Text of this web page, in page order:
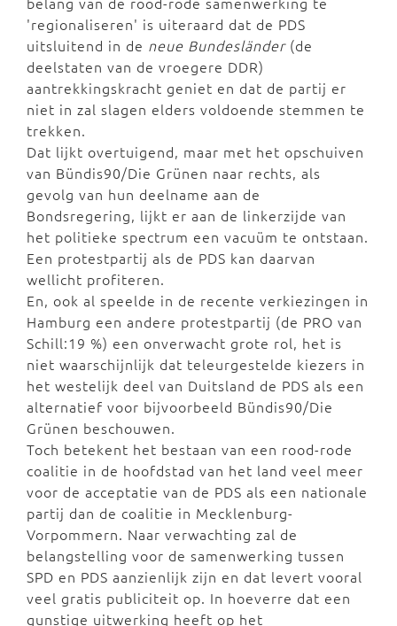
'regionaliseren' is uiteraard dat de PDS
uitsluitend in de neue Bundesländer(de
deelstaten van de vroegere DDR)
aantrekkingskracht geniet en dat de partij er
niet in zal slagen elders voldoende stemmen te
trekken.
Dat lijkt overtuigend, maar met het opschuiven
van Bündis90/Die Grünen naar rechts, als
gevolg van hun deelname aan de
Bondsregering, lijkt er aan de linkerzijde van
het politieke spectrum een vacuüm te ontstaan.
Een protestpartij als de PDS kan daarvan
wellicht profiteren.
En, ook al speelde in de recente verkiezingen in
Hamburg een andere protestpartij (de PRO van
Schill:19 %) een onverwacht grote rol, het is
niet waarschijnlijk dat teleurgestelde kiezers in
het westelijk deel van Duitsland de PDS als een
alternatief voor bijvoorbeeld Bündis90/Die
Grünen beschouwen.
Toch betekent het bestaan van een rood-rode
coalitie in de hoofdstad van het land veel meer
voor de acceptatie van de PDS als een nationale
partij dan de coalitie in Mecklenburg-
Vorpommern. Naar verwachting zal de
belangstelling voor de samenwerking tussen
SPD en PDS aanzienlijk zijn en dat levert vooral
veel gratis publiciteit op. In hoeverre dat een
gunstige uitwerking heeft op het